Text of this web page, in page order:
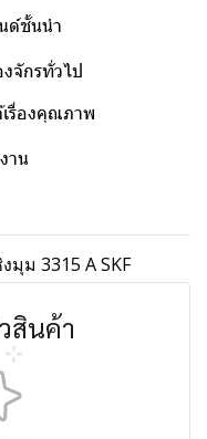
ด์ชั้นนำ
จักรทั่วไป
รื่องคุณภาพ
าน
ม 3315 A SKF
สินค้า